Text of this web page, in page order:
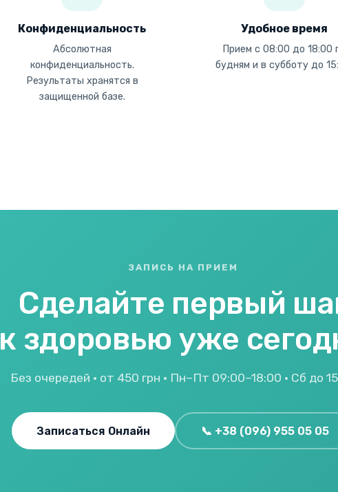
Конфиденциальность
Абсолютная
конфиденциальность.
Результаты хранятся в
защищенной базе.
Удобное время
Прием с 08:00 до 18:00
будням и в субботу до
ЗАПИСЬ НА ПРИЕМ
Сделайте первый
к здоровью уже
Без очередей · от 450 грн · Пн–Пт 09:00–18:00 · Сб до
Записаться Онлайн 📞 +38 (096) 955 05 05